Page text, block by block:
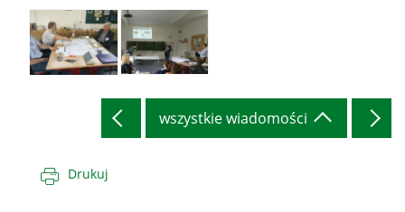
Warsztaty Warsztaty
w Saksonii
wszystkie wiadomości
Drukuj